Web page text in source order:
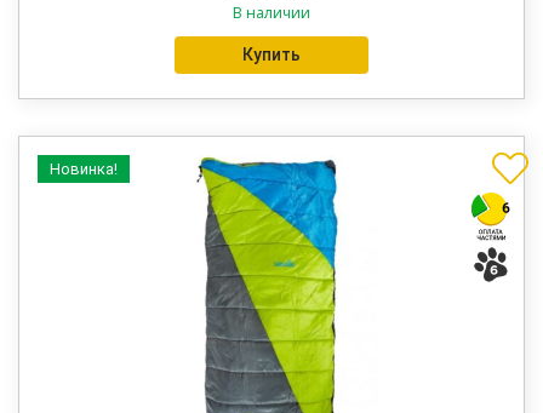
4.50из 5
В наличии
Купить
Новинка!